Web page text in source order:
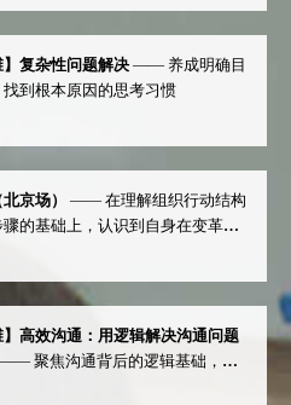
】复杂性问题解决 —— 养成明确目
到根本原因的思考习惯
京场） —— 在理解组织行动结构
的基础上，认识到自身在变革中
履行的使命和职责。
】高效沟通：用逻辑解决沟通问题
—— 聚焦沟通背后的逻辑基础，通
提高沟通效率。